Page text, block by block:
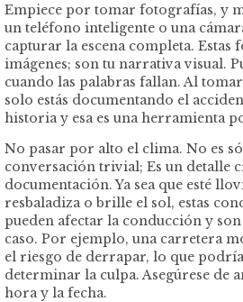
Empiece por tomar fotografías, y
un teléfono inteligente o una
capturar la escena completa. Estas
imágenes; son tu narrativa visual.
cuando las palabras fallan. Al
solo estás documentando el
historia y esa es una herramienta
No pasar por alto el clima. No es
conversación trivial; Es un detalle
documentación. Ya sea que esté
resbaladiza o brille el sol, estas
pueden afectar la conducción y
caso. Por ejemplo, una carretera
el riesgo de derrapar, lo que
determinar la culpa. Asegúrese de
hora y la fecha.